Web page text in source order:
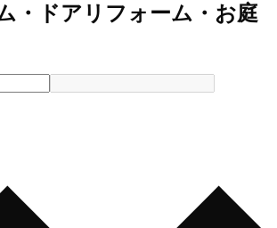
・ドアリフォーム・お庭